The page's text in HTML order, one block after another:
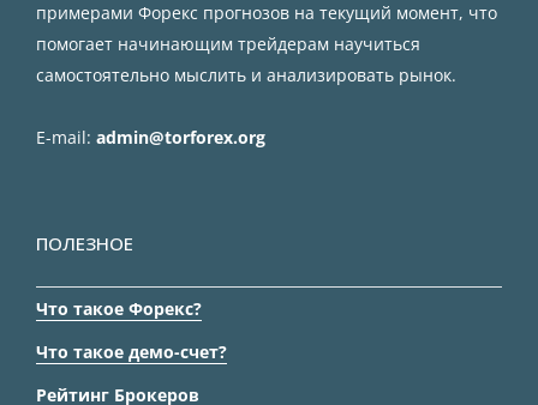
примерами Форекс прогнозов на текущий момент, что
помогает начинающим трейдерам научиться
самостоятельно мыслить и анализировать рынок.
E-mail: admin@torforex.org
ПОЛЕЗНОЕ
Что такое Форекс?
Что такое демо-счет?
Рейтинг Брокеров